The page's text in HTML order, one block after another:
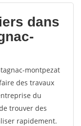
dans
montpezat
des travaux
du
trouver des
rapidement.